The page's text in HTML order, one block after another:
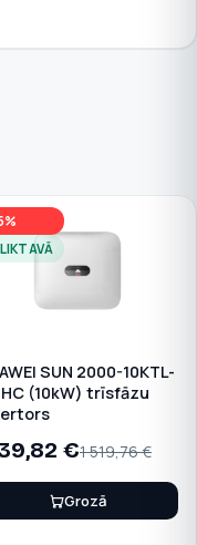
SUN 2000-10KTL-
HC (10kW) trīsfāzu
€1 519,76€
Grozā